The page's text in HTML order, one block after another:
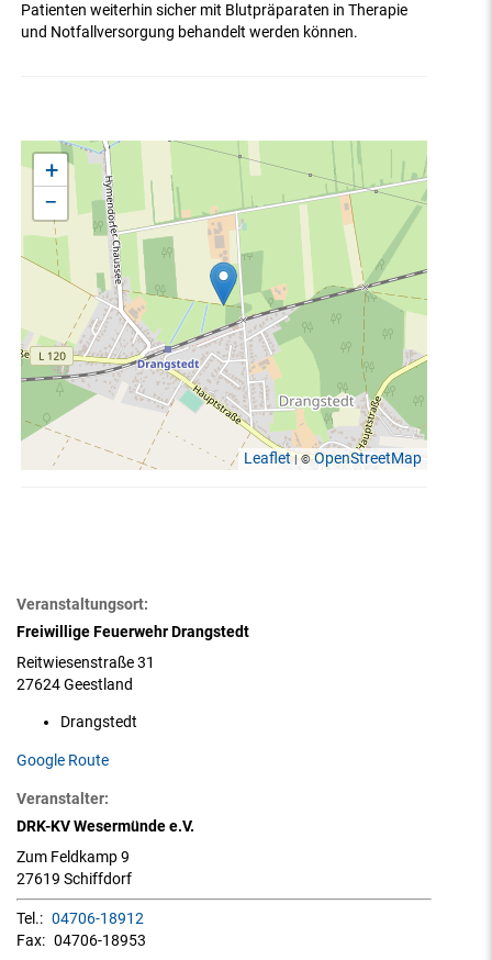
Patienten weiterhin sicher mit Blutpräparaten in Therapie
und Notfallversorgung behandelt werden können.
+
−
Leaflet| ©OpenStreetMap
Veranstaltungsort:
Freiwillige Feuerwehr Drangstedt
Reitwiesenstraße 31
27624 Geestland
Drangstedt
Google Route
Veranstalter:
DRK-KV Wesermünde e.V.
Zum Feldkamp 9
27619 Schiffdorf
Tel.: 04706-18912
Fax: 04706-18953